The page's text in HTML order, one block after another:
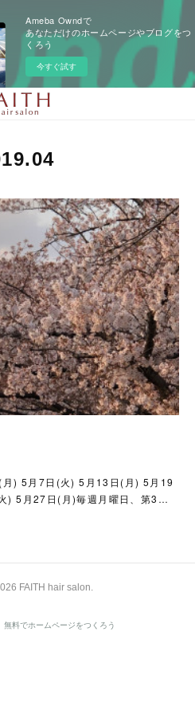
Ameba Owndで
あなただけのホームページやブログをつ
くろう
今すぐ試す
.04
) 5月7日(火) 5月13日(月) 5月19
) 5月27日(月)毎週月曜日、第3…
FAITH hair salon.
AmebaOwnd
無料でホームページをつくろう